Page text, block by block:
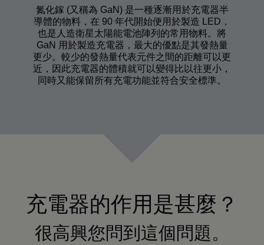
氮化鎵 (又稱為 GaN) 是一種逐漸用於充電器半
導體的物料，在 90 年代開始便用於製造 LED，
也是人造衛星太陽能電池陣列的常用物料。將
GaN 用於製造充電器，最大的優點是其發熱量
更少。較少的發熱量代表元件之間的距離可以更
近，因此充電器的體積就可以變得比以往更小，
同時又能保留所有充電功能並符合安全標準。
充電器的作用是甚麼？
很高興您問到這個問題。